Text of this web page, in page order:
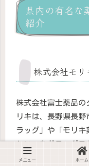
県内の有名な
紹介
株式会社モリ
株式会社富士薬品の
リキは、長野県長
ラッグ」や「モリキ
といったドラッグ
す。県内には60店
メニュー ホーム